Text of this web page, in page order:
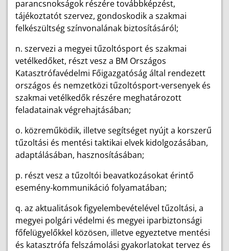
parancsnokságok részére továbbképzést,
tájékoztatót szervez, gondoskodik a szakmai
felkészültség színvonalának biztosításáról;
n. szervezi a megyei tűzoltósport és szakmai
vetélkedőket, részt vesz a BM Országos
Katasztrófavédelmi Főigazgatóság által rendezett
országos és nemzetközi tűzoltósport-versenyek és
szakmai vetélkedők részére meghatározott
feladatainak végrehajtásában;
o. közreműködik, illetve segítséget nyújt a korszerű
tűzoltási és mentési taktikai elvek kidolgozásában,
adaptálásában, hasznosításában;
p. részt vesz a tűzoltói beavatkozásokat érintő
esemény-kommunikáció folyamatában;
q. az aktualitások figyelembevételével tűzoltási, a
megyei polgári védelmi és megyei iparbiztonsági
főfelügyelőkkel közösen, illetve egyeztetve mentési
és katasztrófa felszámolási gyakorlatokat tervez és